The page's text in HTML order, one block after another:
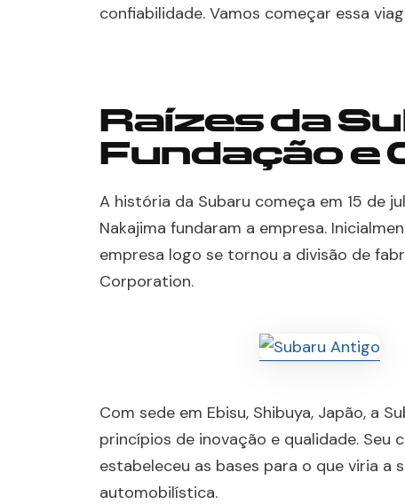
confiabilidade. Vamos começar essa
Raízes da
Fundação e
A história da Subaru começa em 15 de
Nakajima fundaram a empresa.
empresa logo se tornou a divisão de
Corporation.
Com sede em Ebisu, Shibuya, Japão, a
princípios de inovação e qualidade. Seu
estabeleceu as bases para o que viria a
automobilística.